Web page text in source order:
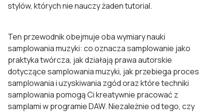
stylów, których nie nauczy żaden tutorial.
Ten przewodnik obejmuje oba wymiary nauki
samplowania muzyki: co oznacza samplowanie jako
praktyka twórcza, jak działają prawa autorskie
dotyczące samplowania muzyki, jak przebiega proces
samplowania i uzyskiwania zgód oraz które techniki
samplowania pomogą Ci kreatywnie pracować z
samplami w programie DAW. Niezależnie od tego, czy